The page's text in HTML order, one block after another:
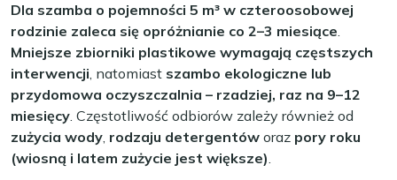
Dla szamba o pojemności 5 m³ w czteroosobowej
rodzinie zaleca się opróżnianie co 2–3 miesiące.
Mniejsze zbiorniki plastikowe wymagają częstszych
interwencji, natomiast szambo ekologiczne lub
przydomowa oczyszczalnia – rzadziej, raz na 9–12
miesięcy. Częstotliwość odbiorów zależy również od
zużycia wody, rodzaju detergentów oraz pory roku
(wiosną i latem zużycie jest większe).